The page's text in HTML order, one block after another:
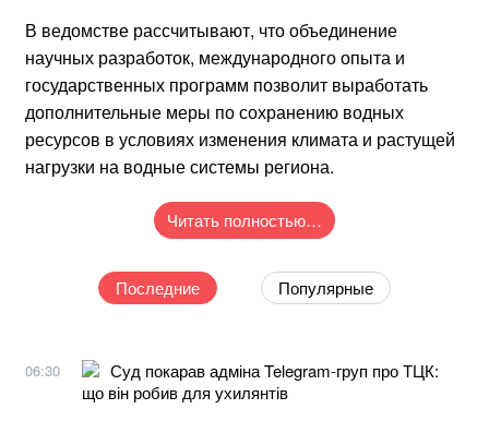
В ведомстве рассчитывают, что объединение
научных разработок, международного опыта и
государственных программ позволит выработать
дополнительные меры по сохранению водных
ресурсов в условиях изменения климата и растущей
нагрузки на водные системы региона.
Читать полностью…
Последние Популярные
06:30
Суд покарав адміна Telegram-груп про ТЦК:
що він робив для ухилянтів